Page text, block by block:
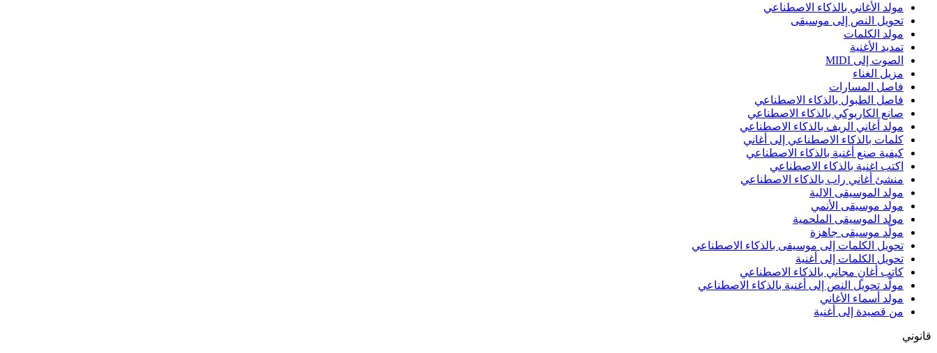
مولد الأغاني بالذكاء الاصطناعي
تحويل النص إلى موسيقى
مولد الكلمات
تمديد الأغنية
الصوت إلى MIDI
مزيل الغناء
فاصل المسارات
فاصل الطبول بالذكاء الاصطناعي
صانع الكاريوكي بالذكاء الاصطناعي
مولد أغاني الريف بالذكاء الاصطناعي
كلمات بالذكاء الاصطناعي إلى أغاني
كيفية صنع أغنية بالذكاء الاصطناعي
اكتب اغنية بالذكاء الاصطناعي
منشئ أغاني راب بالذكاء الاصطناعي
مولد الموسيقى الالية
مولد موسيقى الأنمي
مولد الموسيقى الملحمية
مولّد موسيقى جاهزة
تحويل الكلمات إلى موسيقى بالذكاء الاصطناعي
تحويل الكلمات إلى أغنية
كاتب أغانٍ مجاني بالذكاء الاصطناعي
مولّد تحويل النص إلى أغنية بالذكاء الاصطناعي
مولد أسماء الأغاني
من قصيدة إلى أغنية
قانوني